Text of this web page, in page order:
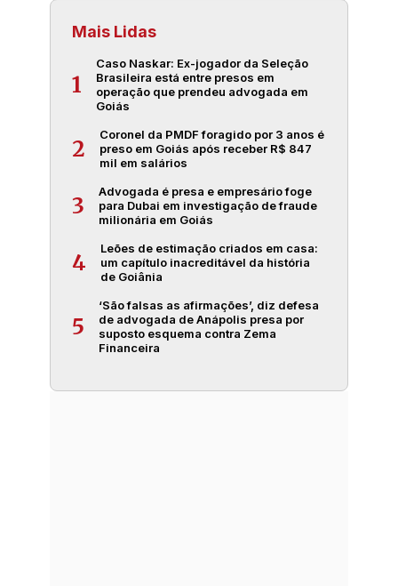
Mais Lidas
1
Caso Naskar: Ex-jogador da Seleção
Brasileira está entre presos em
operação que prendeu advogada em
Goiás
2
Coronel da PMDF foragido por 3 anos é
preso em Goiás após receber R$ 847
mil em salários
3
Advogada é presa e empresário foge
para Dubai em investigação de fraude
milionária em Goiás
4
Leões de estimação criados em casa:
um capítulo inacreditável da história
de Goiânia
5
‘São falsas as afirmações’, diz defesa
de advogada de Anápolis presa por
suposto esquema contra Zema
Financeira